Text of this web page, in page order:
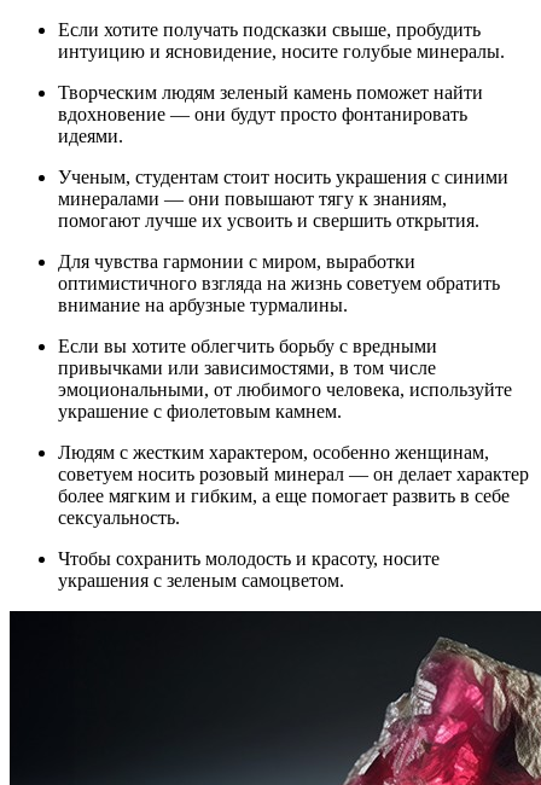
Если хотите получать подсказки свыше, пробудить
интуицию и ясновидение, носите голубые минералы.
Творческим людям зеленый камень поможет найти
вдохновение — они будут просто фонтанировать
идеями.
Ученым, студентам стоит носить украшения с синими
минералами — они повышают тягу к знаниям,
помогают лучше их усвоить и свершить открытия.
Для чувства гармонии с миром, выработки
оптимистичного взгляда на жизнь советуем обратить
внимание на арбузные турмалины.
Если вы хотите облегчить борьбу с вредными
привычками или зависимостями, в том числе
эмоциональными, от любимого человека, используйте
украшение с фиолетовым камнем.
Людям с жестким характером, особенно женщинам,
советуем носить розовый минерал — он делает характер
более мягким и гибким, а еще помогает развить в себе
сексуальность.
Чтобы сохранить молодость и красоту, носите
украшения с зеленым самоцветом.